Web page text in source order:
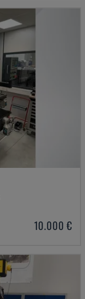
10.000 €